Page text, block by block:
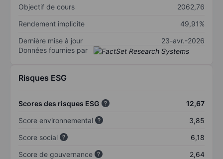
Objectif de cours
2062,76
Rendement implicite
49,91%
Dernière mise à jour
23-avr.-2026
Données fournies par
Risques ESG
Scores des risques ESG
12,67
Score environnemental
3,85
Score social
6,18
Score de gouvernance
2,64